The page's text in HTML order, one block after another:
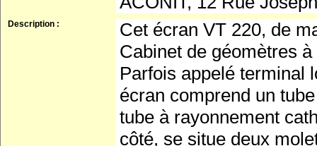
Description :
Cet écran VT 220, de
Cabinet de géomètres
Parfois appelé terminal
écran comprend un
tube à rayonnement
côté, se situe deux